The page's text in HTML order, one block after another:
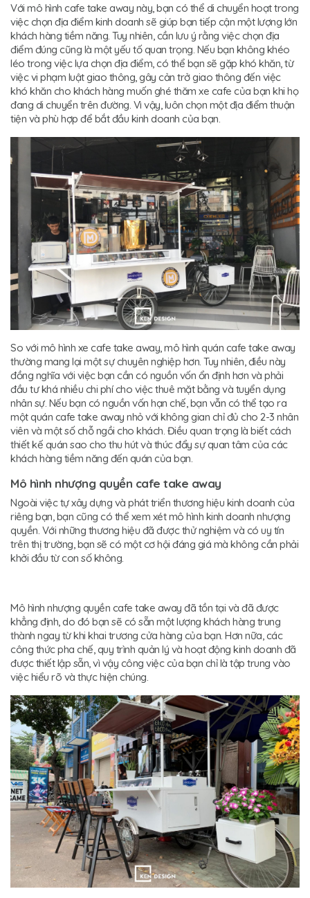
Với mô hình cafe take away này, bạn có thể di chuyển hoạt trong
việc chọn địa điểm kinh doanh sẽ giúp bạn tiếp cận một lượng lớn
khách hàng tiềm năng. Tuy nhiên, cần lưu ý rằng việc chọn địa
điểm đúng cũng là một yếu tố quan trọng. Nếu bạn không khéo
léo trong việc lựa chọn địa điểm, có thể bạn sẽ gặp khó khăn, từ
việc vi phạm luật giao thông, gây cản trở giao thông đến việc
khó khăn cho khách hàng muốn ghé thăm xe cafe của bạn khi họ
đang di chuyển trên đường. Vì vậy, luôn chọn một địa điểm thuận
tiện và phù hợp để bắt đầu kinh doanh của bạn.
So với mô hình xe cafe take away, mô hình quán cafe take away
thường mang lại một sự chuyên nghiệp hơn. Tuy nhiên, điều này
đồng nghĩa với việc bạn cần có nguồn vốn ổn định hơn và phải
đầu tư khá nhiều chi phí cho việc thuê mặt bằng và tuyển dụng
nhân sự. Nếu bạn có nguồn vốn hạn chế, bạn vẫn có thể tạo ra
một quán cafe take away nhỏ với không gian chỉ đủ cho 2-3 nhân
viên và một số chỗ ngồi cho khách. Điều quan trọng là biết cách
thiết kế quán sao cho thu hút và thúc đẩy sự quan tâm của các
khách hàng tiềm năng đến quán của bạn.
Mô hình nhượng quyền cafe take away
Ngoài việc tự xây dựng và phát triển thương hiệu kinh doanh của
riêng bạn, bạn cũng có thể xem xét mô hình kinh doanh nhượng
quyền. Với những thương hiệu đã được thử nghiệm và có uy tín
trên thị trường, bạn sẽ có một cơ hội đáng giá mà không cần phải
khởi đầu từ con số không.
Mô hình nhượng quyền cafe take away đã tồn tại và đã được
khẳng định, do đó bạn sẽ có sẵn một lượng khách hàng trung
thành ngay từ khi khai trương cửa hàng của bạn. Hơn nữa, các
công thức pha chế, quy trình quản lý và hoạt động kinh doanh đã
được thiết lập sẵn, vì vậy công việc của bạn chỉ là tập trung vào
việc hiểu rõ và thực hiện chúng.